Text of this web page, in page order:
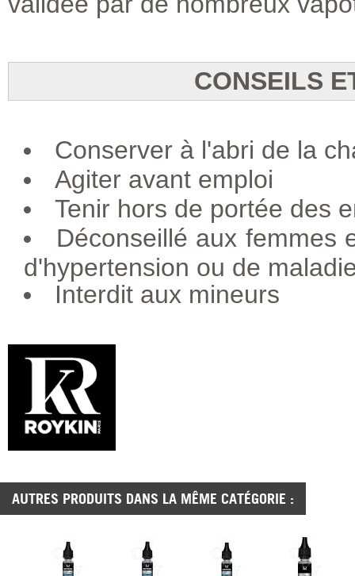
CONSEILS
Conserver à l'abri de la
Agiter avant emploi
Tenir hors de portée des
Déconseillé aux femmes
d'hypertension ou de
Interdit aux mineurs
AUTRES PRODUITS DANS LA MÊME CATÉGORIE :